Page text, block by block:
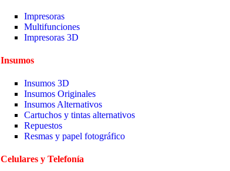
Impresoras
Multifunciones
Impresoras 3D
Insumos
Insumos 3D
Insumos Originales
Insumos Alternativos
Cartuchos y tintas alternativos
Repuestos
Resmas y papel fotográfico
Celulares y Telefonía